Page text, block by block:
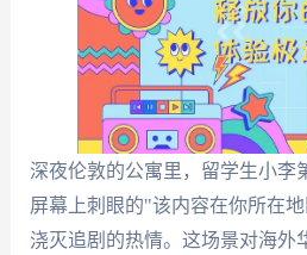
深夜伦敦的公寓里，留学生小李
屏幕上刺眼的"该内容在你所在
浇灭追剧的热情。这场景对海外